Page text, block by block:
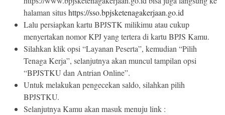
halaman situshttps://sso.bpjsketenagakerjaan.go.id
Lalu persiapkan kartu BPJSTK milikimu atau cukup
menyertakan nomor KPJ yang tertera di kartu BPJS Kamu.
Silahkan klik opsi “Layanan Peserta”, kemudian “Pilih
Tenaga Kerja”, selanjutnya akan muncul tampilan opsi
“BPJSTKU dan Antrian Online”.
Untuk melakukan pengecekan saldo, silahkan pilih
BPJSTKU.
Selanjutnya Kamu akan masuk menuju link :